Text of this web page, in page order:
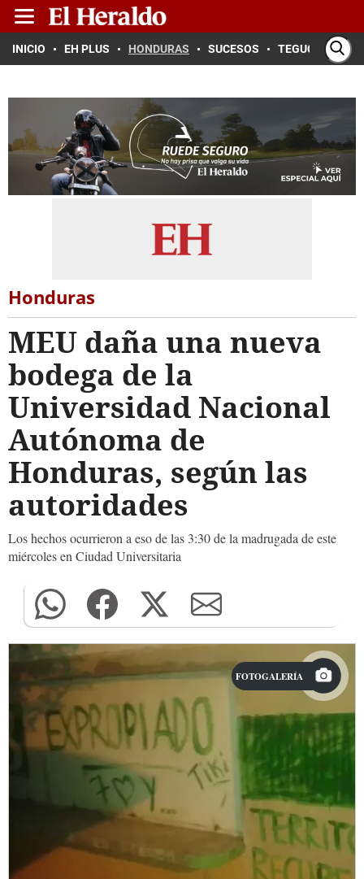
INICIO EH PLUS HONDURAS SUCESOS TEGUCIGALPA
Honduras
MEU daña una nueva
bodega de la
Universidad Nacional
Autónoma de
Honduras, según las
autoridades
Los hechos ocurrieron a eso de las 3:30 de la madrugada de este
miércoles en Ciudad Universitaria
FOTOGALERÍA